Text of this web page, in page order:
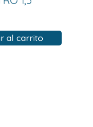
al carrito